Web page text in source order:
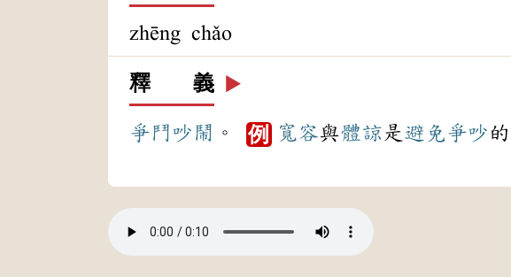
zhēng chǎo
釋 義 ▶️
爭鬥 吵鬧 。 例 寬容與體諒是 避免爭吵 的